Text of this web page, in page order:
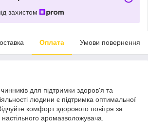
захистом
Оплата Умови повернення
для підтримки здоров'я та
людини є підтримка оптимальної
комфорт здорового повітря за
аромазволожувача.